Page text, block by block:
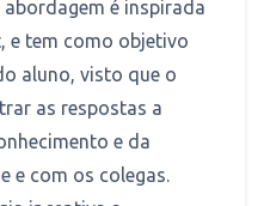
é inspirada
e tem como objetivo
aluno, visto que o
as respostas a
e da
e com os colegas.